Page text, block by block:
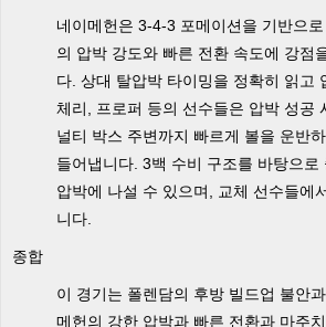
네이메헌은 3-4-3 포메이션을 기반으
의 압박 강도와 빠른 전환 속도에 강점
다. 상대 탈압박 타이밍을 정확히 읽고
체리, 프로퍼 등의 선수들은 압박 성공
널티 박스 주변까지 빠르게 볼을 운반
들어냅니다. 3백 수비 구조를 바탕으로
압박에 나설 수 있으며, 교체 선수들에
니다.
종합
이 경기는 폴렌담의 후방 빌드업 불안
메헌의 강한 압박과 빠른 전환과 마주